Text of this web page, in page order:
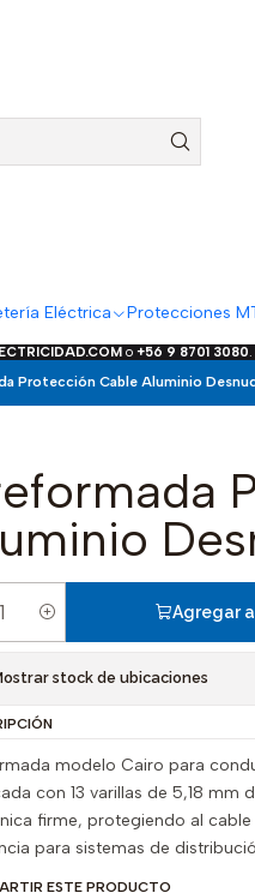
Eléctrica Protecciones
o +56 9 8701 3080
Protección Cable Aluminio
Agregar
stock de ubicaciones
modelo Cairo para
con 13 varillas de 5,18 mm
firme, protegiendo al
para sistemas de
ESTE PRODUCTO